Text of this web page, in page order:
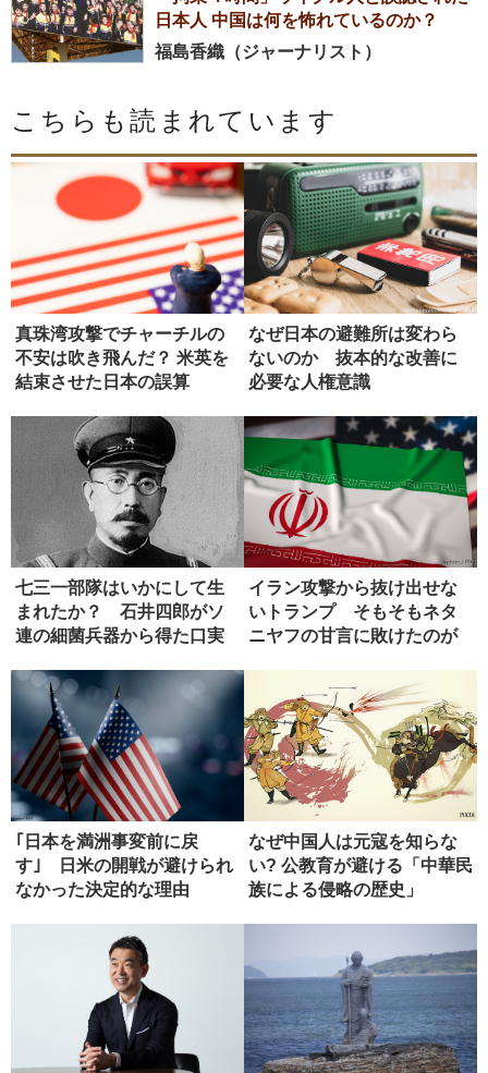
日本人 中国は何を怖れているのか？
福島香織（ジャーナリスト）
こちらも読まれています
真珠湾攻撃でチャーチルの
不安は吹き飛んだ？ 米英を
結束させた日本の誤算
なぜ日本の避難所は変わら
ないのか 抜本的な改善に
必要な人権意識
七三一部隊はいかにして生
まれたか？ 石井四郎がソ
連の細菌兵器から得た口実
イラン攻撃から抜け出せな
いトランプ そもそもネタ
ニヤフの甘言に敗けたのが
｢日本を満洲事変前に戻
す｣ 日米の開戦が避けられ
なかった決定的な理由
なぜ中国人は元寇を知らな
い? 公教育が避ける「中華民
族による侵略の歴史」